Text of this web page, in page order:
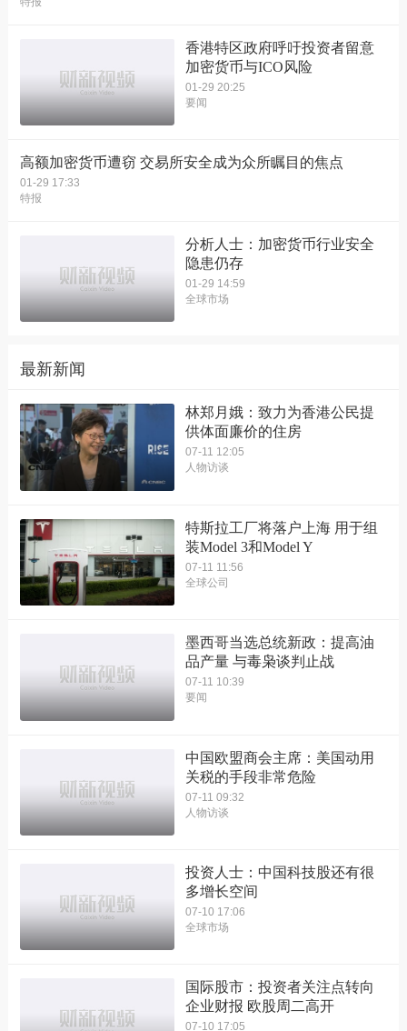
香港特区政府呼吁投资者留意
加密货币与ICO风险
01-29 20:25
要闻
高额加密货币遭窃 交易所安全成为众所瞩目的焦点
01-29 17:33
特报
分析人士：加密货币行业安全
隐患仍存
01-29 14:59
全球市场
最新新闻
林郑月娥：致力为香港公民提
供体面廉价的住房
07-11 12:05
人物访谈
特斯拉工厂将落户上海 用于组
装Model 3和Model Y
07-11 11:56
全球公司
墨西哥当选总统新政：提高油
品产量 与毒枭谈判止战
07-11 10:39
要闻
中国欧盟商会主席：美国动用
关税的手段非常危险
07-11 09:32
人物访谈
投资人士：中国科技股还有很
多增长空间
07-10 17:06
全球市场
国际股市：投资者关注点转向
企业财报 欧股周二高开
07-10 17:05